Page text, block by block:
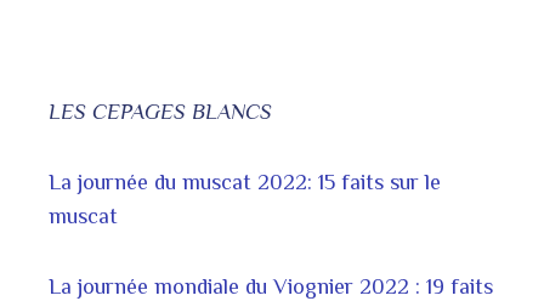
LES CEPAGES BLANCS
La journée du muscat 2022: 15 faits sur le
muscat
La journée mondiale du Viognier 2022 : 19 faits